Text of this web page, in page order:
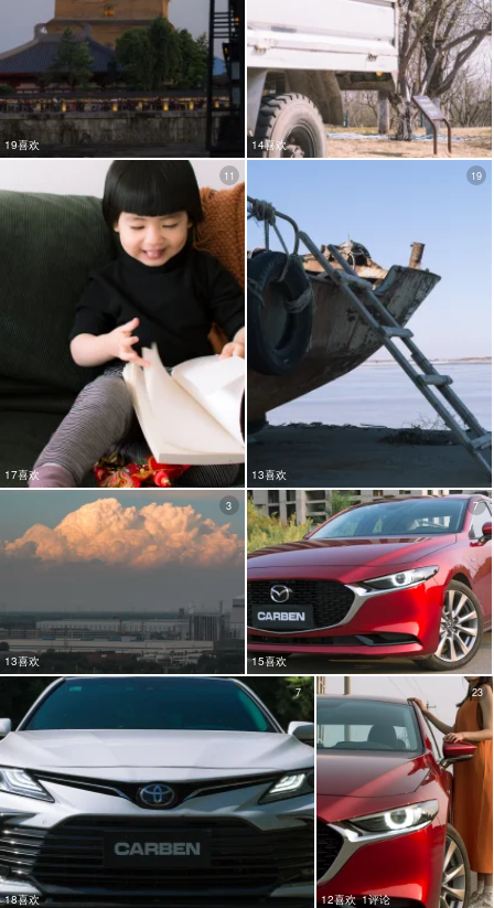
19喜欢 14喜欢
17喜欢
11
13喜欢
19
13喜欢
3
15喜欢
7
18喜欢
7
12喜欢 1评论
23